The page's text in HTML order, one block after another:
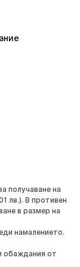
получаване на
лв.). В противен
в размер на
намалението.
обаждания от